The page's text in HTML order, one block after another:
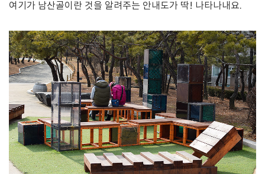
여기가 남산골이란 것을 알려주는 안내도가 딱! 나타나내요.